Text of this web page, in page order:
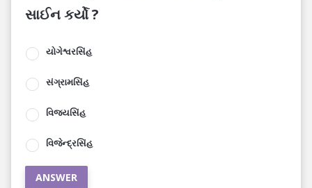
સાઈન કર્યો ?
યોગેશ્વરસિંહ
સંગ્રામસિંહ
વિજયસિંહ
વિજેન્દ્રસિંહ
ANSWER